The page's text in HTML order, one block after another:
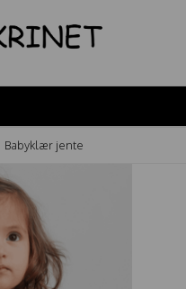
Babyklær jente